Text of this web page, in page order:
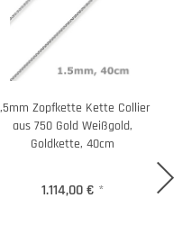
Zopfkette Kette Collier
aus 750 Gold Weißgold,
Goldkette, 40cm
1.114,00 € *